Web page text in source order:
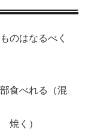
のはなるべく
食べれる（混
焼く）